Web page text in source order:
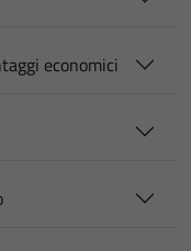
economici